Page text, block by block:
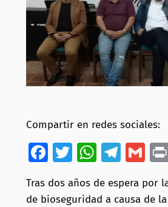
Compartir en redes sociales:
Facebook
Twitter
Tras dos años de espera por
de bioseguridad a causa de